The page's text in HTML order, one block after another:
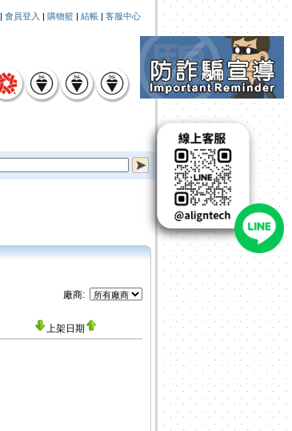
| 會員登入 | 購物籃 | 結帳 | 客服中心
廠商:
上架日期